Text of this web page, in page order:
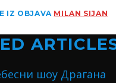
IZ OBJAVA MILAN SIJAN